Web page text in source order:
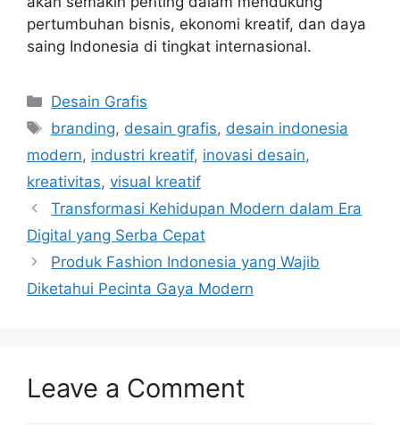
pertumbuhan bisnis, ekonomi kreatif, dan daya
saing Indonesia di tingkat internasional.
Categories
Desain Grafis
Tags
branding, desain grafis, desain indonesia
modern, industri kreatif, inovasi desain,
kreativitas, visual kreatif
Transformasi Kehidupan Modern dalam Era
Digital yang Serba Cepat
Produk Fashion Indonesia yang Wajib
Diketahui Pecinta Gaya Modern
Leave a Comment